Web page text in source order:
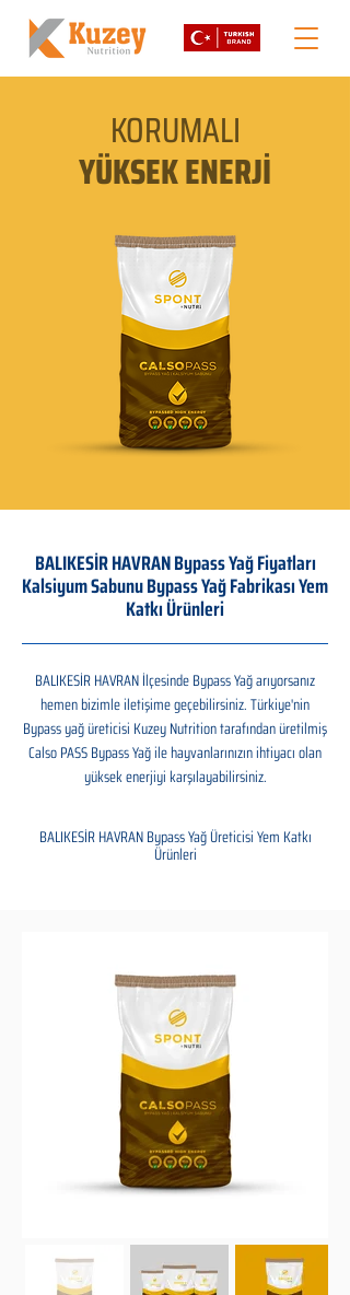
KORUMALI
YÜKSEK ENERJİ
BALIKESİR HAVRAN Bypass Yağ Fiyatları
Kalsiyum Sabunu Bypass Yağ Fabrikası Yem
Katkı Ürünleri
BALIKESİR HAVRAN İlçesinde Bypass Yağ arıyorsanız
hemen bizimle iletişime geçebilirsiniz. Türkiye'nin
Bypass yağ üreticisi Kuzey Nutrition tarafından üretilmiş
Calso PASS Bypass Yağ ile hayvanlarınızın ihtiyacı olan
yüksek enerjiyi karşılayabilirsiniz.
BALIKESİR HAVRAN Bypass Yağ Üreticisi Yem Katkı
Ürünleri